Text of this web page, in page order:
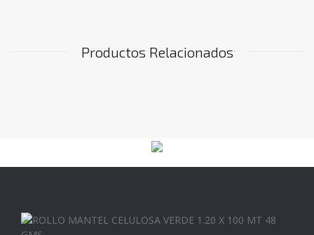
Productos Relacionados